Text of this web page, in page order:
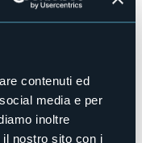
contenuti ed
media e per
inoltre
nostro sito con i
del cantautorato
lavoro che riflette